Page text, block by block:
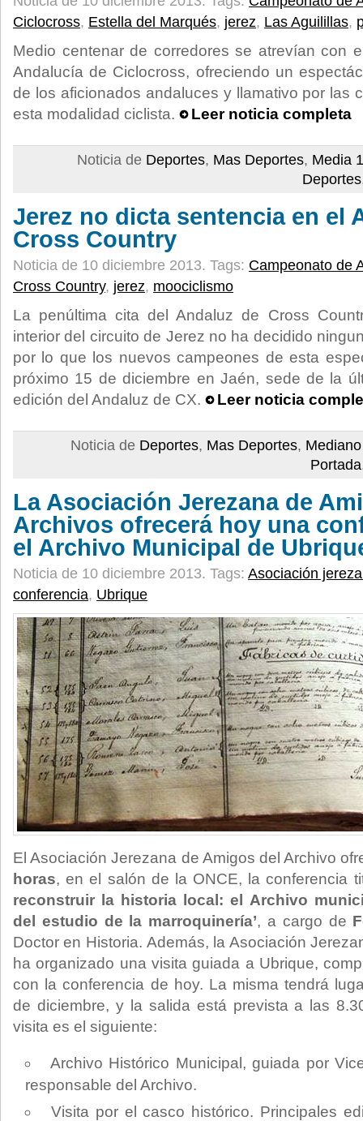
Ciclocross, Estella del Marqués, jerez, Las Aguilillas,
Medio centenar de corredores se atrevían con
Andalucía de Ciclocross, ofreciendo un
de los aficionados andaluces y llamativo por las
esta modalidad ciclista.
Leer noticia completa
Noticia de Deportes, Mas Deportes, Media
Deportes
Jerez no dicta sentencia en el
Cross Country
Noticia de 10 diciembre 2013. Tags: Campeonato de
Cross Country, jerez, moociclismo
La penúltima cita del Andaluz de Cross
interior del circuito de Jerez no ha decidido
por lo que los nuevos campeones de esta
próximo 15 de diciembre en Jaén, sede de la
edición del Andaluz de CX.
Leer noticia
Noticia de Deportes, Mas Deportes,
Portada
La Asociación Jerezana de
Archivos ofrecerá hoy una
el Archivo Municipal de
Noticia de 10 diciembre 2013. Tags: Asociación
conferencia, Ubrique
El Asociación Jerezana de Amigos del Archivo
horas, en el salón de la ONCE, la conferencia
reconstruir la historia local: el Archivo
del estudio de la marroquinería’, a cargo de
Doctor en Historia. Además, la Asociación
ha organizado una visita guiada a Ubrique,
con la conferencia de hoy. La misma tendrá
de diciembre, y la salida está prevista a las
visita es el siguiente:
Archivo Histórico Municipal, guiada por
responsable del Archivo.
Visita por el casco histórico. Principales